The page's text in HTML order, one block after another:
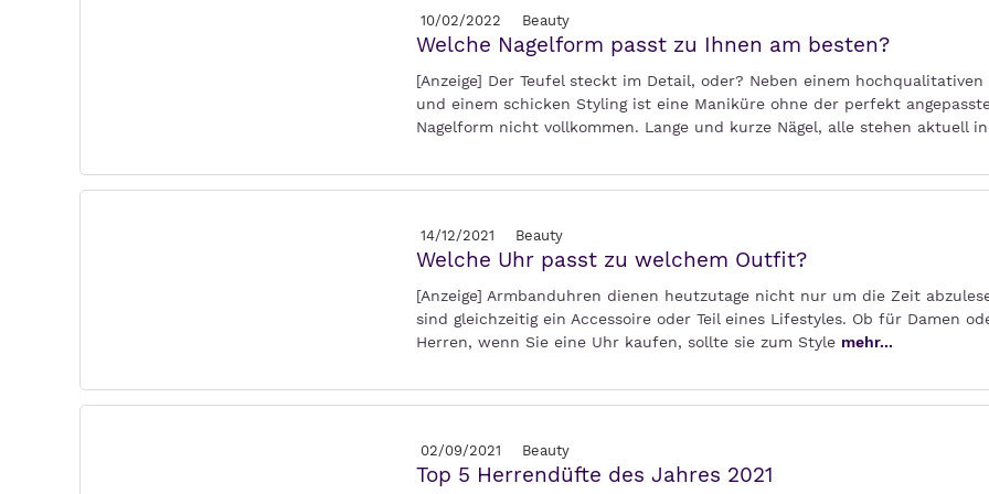
10/02/2022 Beauty
Welche Nagelform passt zu Ihnen am besten?
[Anzeige] Der Teufel steckt im Detail, oder? Neben einem hochqualitativen
und einem schicken Styling ist eine Maniküre ohne der perfekt
Nagelform nicht vollkommen. Lange und kurze Nägel, alle stehen aktuell
14/12/2021 Beauty
Welche Uhr passt zu welchem Outfit?
[Anzeige] Armbanduhren dienen heutzutage nicht nur um die Zeit
sind gleichzeitig ein Accessoire oder Teil eines Lifestyles. Ob für Damen
Herren, wenn Sie eine Uhr kaufen, sollte sie zum Style mehr...
02/09/2021 Beauty
Top 5 Herrendüfte des Jahres 2021